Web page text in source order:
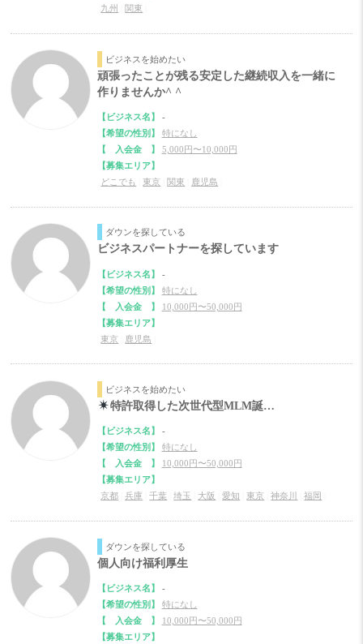
九州
関東
ビジネスを始めたい
頑張ったことが残る安定した継続収入を一緒に
作りませんか^ ^
【ビジネス名】
-
【希望の性別】
特になし
【 入会金 】
5,000円〜10,000円
【募集エリア】
どこでも
|東京 関東 鹿児島
ダウンを探している
ビジネスパートナーを探しています
【ビジネス名】
-
【希望の性別】
特になし
【 入会金 】
10,000円〜50,000円
【募集エリア】
東京
鹿児島
ビジネスを始めたい
特許取得した次世代型MLM誕…
【ビジネス名】
-
【希望の性別】
特になし
【 入会金 】
10,000円〜50,000円
【募集エリア】
京都 |兵庫 |千葉 |埼玉 大阪 |愛知 |東京 |神奈川 |福岡
ダウンを探している
個人向け福利厚生
【ビジネス名】
-
【希望の性別】
特になし
【 入会金 】
10,000円〜50,000円
【募集エリア】